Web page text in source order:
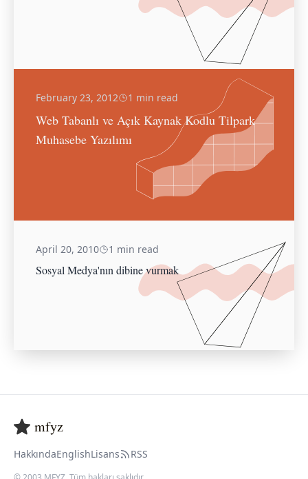
February 23, 2012 1 min read
Web Tabanlı ve Açık Kaynak Kodlu Tilpark
Muhasebe Yazılımı
April 20, 2010 1 min read
Sosyal Medya'nın dibine vurmak
mfyz
HakkındaEnglishLisans RSS